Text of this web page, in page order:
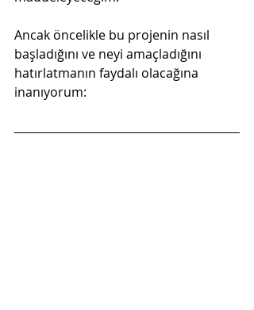
Ancak öncelikle bu projenin nasıl
başladığını ve neyi amaçladığını
hatırlatmanın faydalı olacağına
inanıyorum: